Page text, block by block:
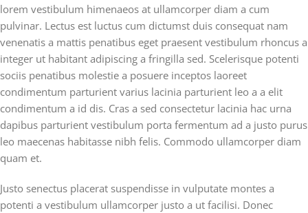
lorem vestibulum himenaeos at ullamcorper diam a cum
pulvinar. Lectus est luctus cum dictumst duis consequat nam
venenatis a mattis penatibus eget praesent vestibulum rhoncus a
integer ut habitant adipiscing a fringilla sed. Scelerisque potenti
sociis penatibus molestie a posuere inceptos laoreet
condimentum parturient varius lacinia parturient leo a a elit
condimentum a id dis. Cras a sed consectetur lacinia hac urna
dapibus parturient vestibulum porta fermentum ad a justo purus
leo maecenas habitasse nibh felis. Commodo ullamcorper diam
quam et.
Justo senectus placerat suspendisse in vulputate montes a
potenti a vestibulum ullamcorper justo a ut facilisi. Donec